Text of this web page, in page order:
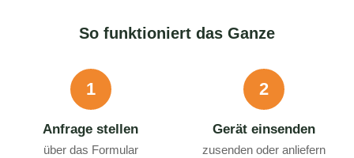
So funktioniert das Ganze
1
Anfrage stellen
über das Formular
2
Gerät einsenden
zusenden oder anliefern